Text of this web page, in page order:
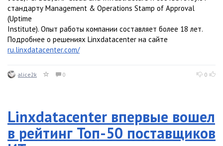
стандарту Management & Operations Stamp of Approval
(Uptime
Institute). Опыт работы компании составляет более 18 лет.
Подробнее о решениях Linxdatacenter на сайте
ru.linxdatacenter.com/
alice2k 0 0
Linxdatacenter впервые вошел
в рейтинг Топ-50 поставщиков